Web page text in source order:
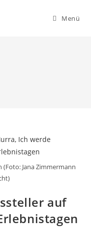
Menü
Jana Zimmermann
auf